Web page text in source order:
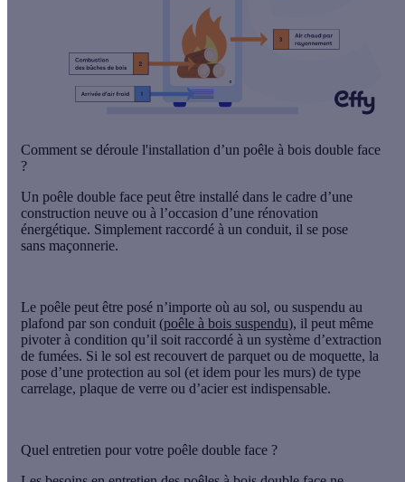
Comment se déroule l'installation d’un poêle à bois double face
?
Un poêle double face peut être installé dans le cadre d’une
construction neuve ou à l’occasion d’une rénovation
énergétique. Simplement raccordé à un conduit, il se pose
sans maçonnerie.
Le poêle peut être posé n’importe où au sol, ou suspendu au
plafond par son conduit (poêle à bois suspendu), il peut même
pivoter à condition qu’il soit raccordé à un système d’extraction
de fumées. Si le sol est recouvert de parquet ou de moquette, la
pose d’une protection au sol (et idem pour les murs) de type
carrelage, plaque de verre ou d’acier est indispensable.
Quel entretien pour votre poêle double face ?